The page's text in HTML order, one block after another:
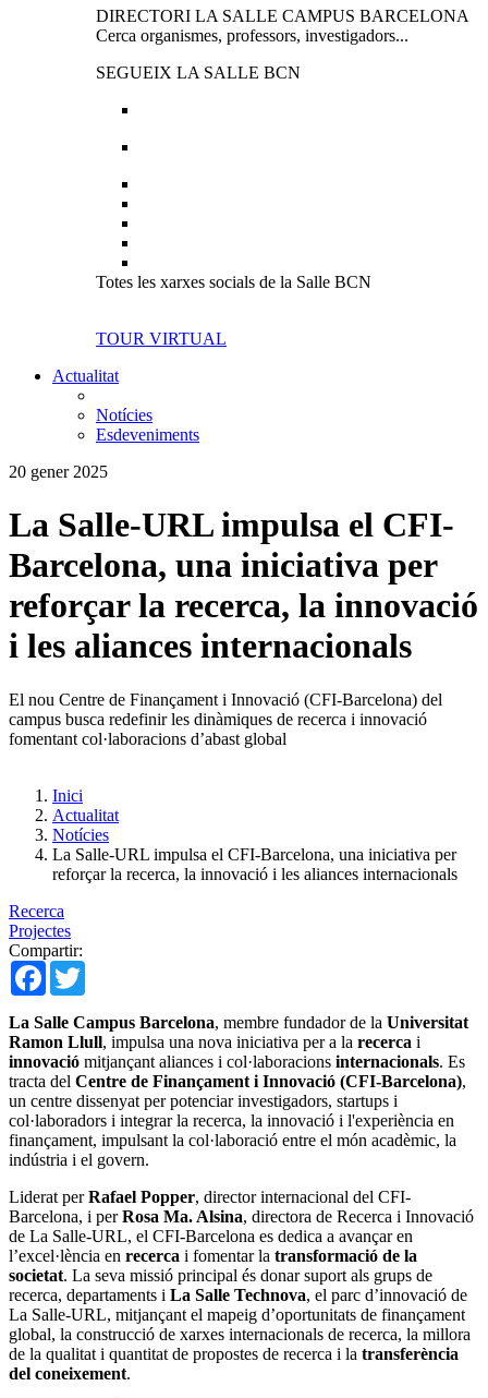
DIRECTORI LA SALLE CAMPUS BARCELONA
Cerca organismes, professors, investigadors...
SEGUEIX LA SALLE BCN
Totes les xarxes socials de la Salle BCN
TOUR VIRTUAL
Actualitat
Notícies
Esdeveniments
20 gener 2025
La Salle-URL impulsa el CFI-
Barcelona, una iniciativa per
reforçar la recerca, la innovació
i les aliances internacionals
El nou Centre de Finançament i Innovació (CFI-Barcelona) del
campus busca redefinir les dinàmiques de recerca i innovació
fomentant col·laboracions d’abast global
Inici
Actualitat
Notícies
La Salle-URL impulsa el CFI-Barcelona, una iniciativa per
reforçar la recerca, la innovació i les aliances internacionals
Recerca
Projectes
Compartir:
Facebook
La Salle Campus Barcelona, membre fundador de la Universitat
Ramon Llull, impulsa una nova iniciativa per a la recerca i
innovació mitjançant aliances i col·laboracions internacionals. Es
tracta del Centre de Finançament i Innovació (CFI-Barcelona),
un centre dissenyat per potenciar investigadors, startups i
col·laboradors i integrar la recerca, la innovació i l'experiència en
finançament, impulsant la col·laboració entre el món acadèmic, la
indústria i el govern.
Liderat perRafael Popper, director internacional del CFI-
Barcelona, i perRosa Ma. Alsina, directora de Recerca i Innovació
de La Salle-URL, el CFI-Barcelona es dedica a avançar en
l’excel·lència en recerca i fomentar la transformació de la
societat. La seva missió principal és donar suport als grups de
recerca, departaments i La Salle Technova, el parc d’innovació de
La Salle-URL, mitjançant el mapeig d’oportunitats de finançament
global, la construcció de xarxes internacionals de recerca, la millora
de la qualitat i quantitat de propostes de recerca i la transferència
del coneixement.